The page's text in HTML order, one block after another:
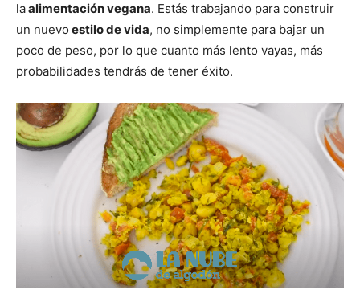
laalimentación vegana. Estás trabajando para construir
un nuevo estilo de vida, no simplemente para bajar un
poco de peso, por lo que cuanto más lento vayas, más
probabilidades tendrás de tener éxito.